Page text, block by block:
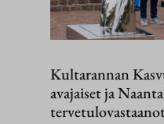
Kultarannan
avajaiset ja